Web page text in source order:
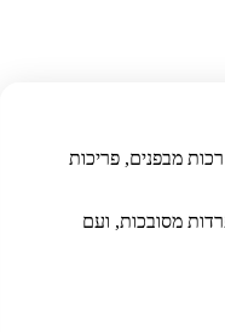
מבפנים, פריכות
– 4 מרכיבים, בלי קמח, בלי הפרדות מסובכות, ועם